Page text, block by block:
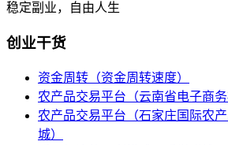
稳定副业，自由人生
创业干货
资金周转（资金周转速度）
农产品交易平台（云南省电子商务
农产品交易平台（石家庄国际农
城）